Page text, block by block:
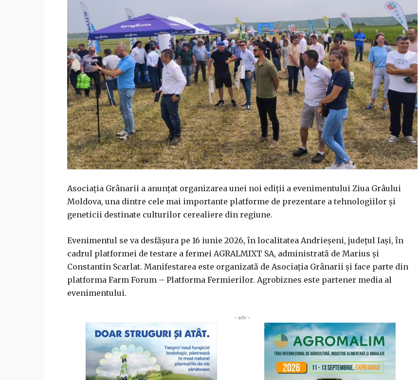
Asociația Grânarii a anunțat organizarea unei noi ediții a evenimentului Ziua Grâului
Moldova, una dintre cele mai importante platforme de prezentare a tehnologiilor și
geneticii destinate culturilor cerealiere din regiune.
Evenimentul se va desfășura pe 16 iunie 2026, în localitatea Andrieșeni, județul Iași, în
cadrul platformei de testare a fermei AGRALMIXT SA, administrată de Marius și
Constantin Scarlat. Manifestarea este organizată de Asociația Grânarii și face parte din
platforma Farm Forum – Platforma Fermierilor. Agrobiznes este partener media al
evenimentului.
‹ adv ›